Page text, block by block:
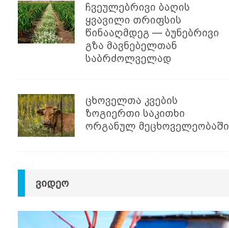
ჩვეულებრივი ბაღის
ყვავილი თრიფსის
წინააღმდეგ — ბუნებრივი
გზა მავნებელთან
საბრძოლველად
ცხოველთა კვების
ზოგიერთი საკითხი
ორგანულ მეცხოველეობაში
ᲕᲘᲓᲔᲝ